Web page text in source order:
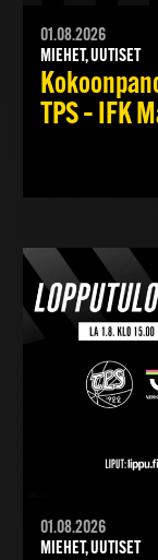
01.08.2026
MIEHET, UUTISET
TPS – IFK
01.08.2026
MIEHET, UUTISET